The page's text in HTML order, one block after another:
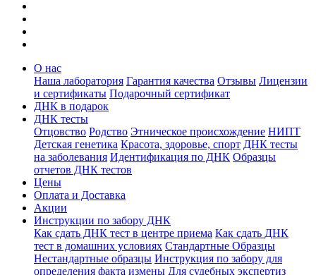
О нас
Наша лаборатория Гарантия качества Отзывы Лицензии
и сертификаты Подарочный сертификат
ДНК в подарок
ДНК тесты
Отцовство Родство Этническое происхождение НИПТ
Детская генетика Красота, здоровье, спорт ДНК тесты
на заболевания Идентификация по ДНК Образцы
отчетов ДНК тестов
Цены
Оплата и Доставка
Акции
Инструкции по забору ДНК
Как сдать ДНК тест в центре приема Как сдать ДНК
тест в домашних условиях Стандартные Образцы
Нестандартные образцы Инструкция по забору для
определения факта измены Для судебных экспертиз